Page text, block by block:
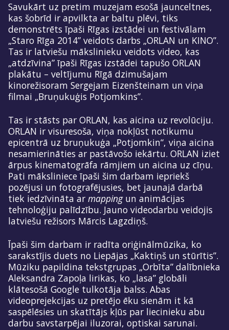
Savukārt uz pretim muzejam esošā jaunceltnes,
kas šobrīd ir apvilkta ar baltu plēvi, tiks
demonstrēts īpaši Rīgas izstādei un festivālam
„Staro Rīga 2014” veidots darbs „ORLAN un KINO”.
Tas ir latviešu mākslinieku veidots video, kas
„atdzīvina” īpaši Rīgas izstādei tapušo ORLAN
plakātu – veltījumu Rīgā dzimušajam
kinorežisoram Sergejam Eizenšteinam un viņa
filmai „Bruņukuģis Potjomkins”.
Tas ir stāsts par ORLAN, kas aicina uz revolūciju.
ORLAN ir visuresoša, viņa nokļūst notikumu
epicentrā uz bruņukuģa „Potjomkin“, viņa aicina
nesamierināties ar pastāvošo iekārtu. ORLAN iziet
ārpus kinematogrāfa rāmjiem un aicina uz cīņu.
Pati māksliniece īpaši šim darbam iepriekš
pozējusi un fotografējusies, bet jaunajā darbā
tiek iedzīvināta ar mappingun animācijas
tehnoloģiju palīdzību. Jauno videodarbu veidojis
latviešu režisors Mārcis Lagzdiņš.
Īpaši šim darbam ir radīta oriģinālmūzika, ko
sarakstījis duets no Liepājas „Kaktiņš un stūrītis”.
Mūziku papildina tekstgrupas „Orbīta” dalībnieka
Aleksandra Zapoļa lirikas, ko „lasa” globāli
klātesošā Google tulkotāja balss. Abas
videoprejekcijas uz pretējo ēku sienām it kā
saspēlēsies un skatītājs kļūs par liecinieku abu
darbu savstarpējai iluzorai, optiskai sarunai.